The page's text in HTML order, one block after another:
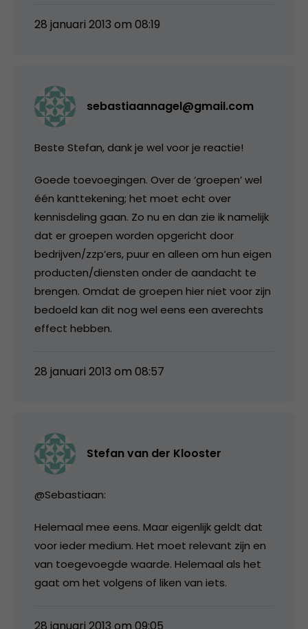
28 januari 2013 om 08:19
sebastiaannagel@gmail.com
Beste Stefan, dank je wel voor je reactie!
Goede toevoegingen. Over de ‘groepen’ wel
één kanttekening; het moet echt over
kennisdeling gaan. Zo nu en dan zie ik namelijk
dat er groepen worden opgericht door
bedrijven/zzp’ers, puur en alleen om hun eigen
producten/diensten onder de aandacht te
brengen. Omdat de groepen hier niet voor zijn
bedoeld kan dit nog wel eens een averechts
effect hebben.
28 januari 2013 om 08:57
Stefan van der Klooster
@Sebastiaan:
Helemaal mee eens. Maar eigenlijk geldt dat
voor ieder medium. Het moet relevant zijn en
van toegevoegde waarde. Helemaal als het
gaat om het volgens of liken van iets.
28 januari 2013 om 09:05